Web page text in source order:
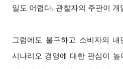
일도 어렵다. 관찰자의 주관이 개
그럼에도 불구하고 소비자의
시나리오 경영에 대한 관심이